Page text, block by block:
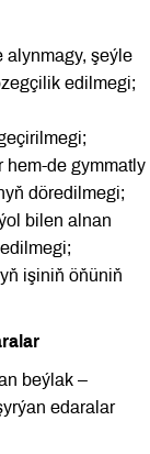
alynmagy, şeýle
edilmegi;
hem-de gymmatly
döredilmegi;
bilen alnan
işiniň öňüniň
beýlak –
edaralar